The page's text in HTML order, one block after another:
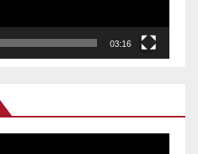
03:16